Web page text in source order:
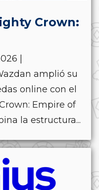
Crown:
|
amplió su
online con el
Empire of
la estructura...